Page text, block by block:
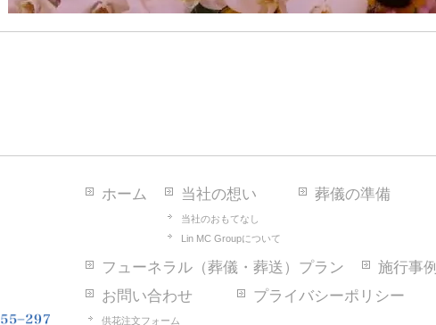
ホーム 当社の想い
当社のおもてなし
Lin MC Groupについて
葬儀の準備
フューネラル（葬儀・葬送）プラン 施行事例
お問い合わせ
供花注文フォーム
プライバシーポリシー